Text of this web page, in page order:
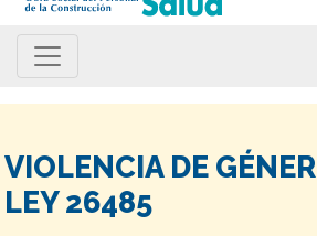
VIOLENCIA DE
LEY 26485